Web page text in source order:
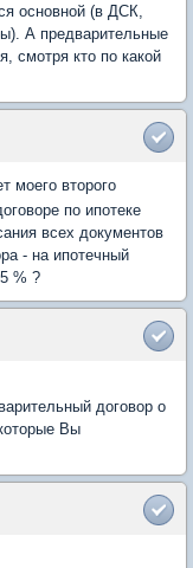
основной (в ДСК,
А предварительные
смотря кто по какой
моего второго
по ипотеке
всех документов
- на ипотечный
% ?
договор о
Вы